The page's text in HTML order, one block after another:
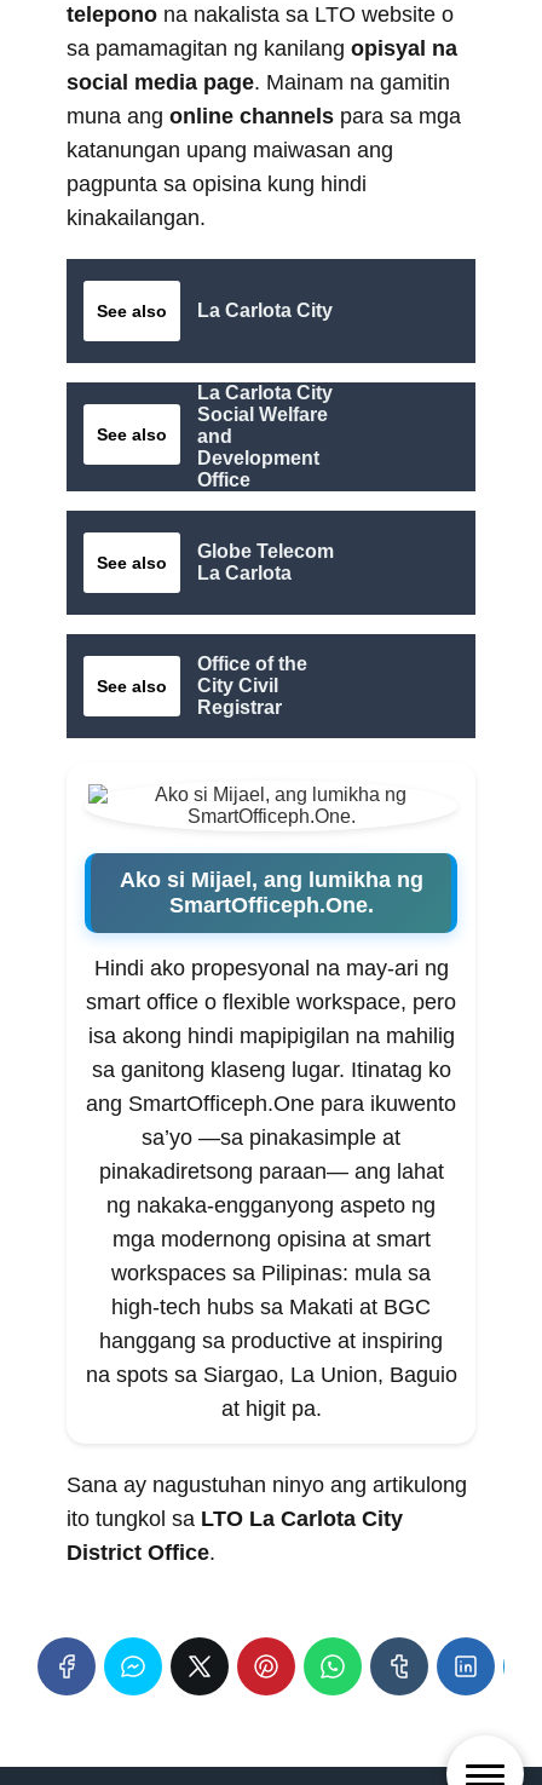
telepono na nakalista sa LTO website o
sa pamamagitan ng kanilang opisyal na
social media page. Mainam na gamitin
muna ang online channels para sa mga
katanungan upang maiwasan ang
pagpunta sa opisina kung hindi
kinakailangan.
See also La Carlota City
See also
La Carlota City
Social Welfare
and
Development
Office
See also
Globe Telecom
La Carlota
See also
Office of the
City Civil
Registrar
Ako si Mijael, ang lumikha ng
SmartOfficeph.One.
Hindi ako propesyonal na may-ari ng
smart office o flexible workspace, pero
isa akong hindi mapipigilan na mahilig
sa ganitong klaseng lugar. Itinatag ko
ang SmartOfficeph.One para ikuwento
sa’yo —sa pinakasimple at
pinakadiretsong paraan— ang lahat
ng nakaka-engganyong aspeto ng
mga modernong opisina at smart
workspaces sa Pilipinas: mula sa
high-tech hubs sa Makati at BGC
hanggang sa productive at inspiring
na spots sa Siargao, La Union, Baguio
at higit pa.
Sana ay nagustuhan ninyo ang artikulong
ito tungkol sa LTO La Carlota City
District Office.